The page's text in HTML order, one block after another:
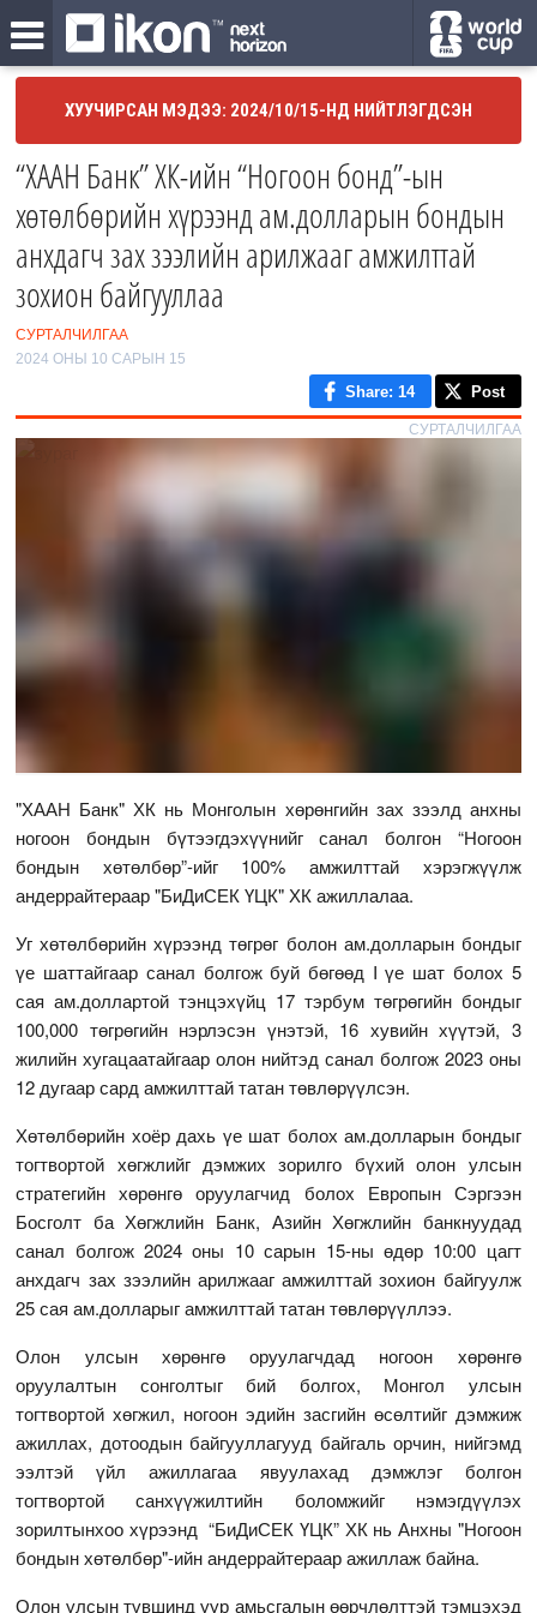
ХУУЧИРСАН МЭДЭЭ: 2024/10/15-НД НИЙТЛЭГДСЭН
“ХААН Банк” ХК-ийн “Ногоон бонд”-ын
хөтөлбөрийн хүрээнд ам.долларын бондын
анхдагч зах зээлийн арилжааг амжилттай
зохион байгууллаа
СУРТАЛЧИЛГАА
2024 ОНЫ 10 САРЫН 15
Share: 14 Post
СУРТАЛЧИЛГАА
"ХААН Банк" ХК нь Монголын хөрөнгийн зах зээлд анхны
ногоон бондын бүтээгдэхүүнийг санал болгон “Ногоон
бондын хөтөлбөр”-ийг 100% амжилттай хэрэгжүүлж
андеррайтераар "БиДиСЕК ҮЦК" ХК ажиллалаа.
Уг хөтөлбөрийн хүрээнд төгрөг болон ам.долларын бондыг
үе шаттайгаар санал болгож буй бөгөөд I үе шат болох 5
сая ам.доллартой тэнцэхүйц 17 тэрбум төгрөгийн бондыг
100,000 төгрөгийн нэрлэсэн үнэтэй, 16 хувийн хүүтэй, 3
жилийн хугацаатайгаар олон нийтэд санал болгож 2023 оны
12 дугаар сард амжилттай татан төвлөрүүлсэн.
Хөтөлбөрийн хоёр дахь үе шат болох ам.долларын бондыг
тогтвортой хөгжлийг дэмжих зорилго бүхий олон улсын
стратегийн хөрөнгө оруулагчид болох Европын Сэргээн
Босголт ба Хөгжлийн Банк, Азийн Хөгжлийн банкнуудад
санал болгож 2024 оны 10 сарын 15-ны өдөр 10:00 цагт
анхдагч зах зээлийн арилжааг амжилттай зохион байгуулж
25 сая ам.долларыг амжилттай татан төвлөрүүллээ.
Олон улсын хөрөнгө оруулагчдад ногоон хөрөнгө
оруулалтын сонголтыг бий болгох, Монгол улсын
тогтвортой хөгжил, ногоон эдийн засгийн өсөлтийг дэмжиж
ажиллах, дотоодын байгууллагууд байгаль орчин, нийгэмд
ээлтэй үйл ажиллагаа явуулахад дэмжлэг болгон
тогтвортой санхүүжилтийн боломжийг нэмэгдүүлэх
зорилтынхоо хүрээнд “БиДиСЕК ҮЦК” ХК нь Анхны "Ногоон
бондын хөтөлбөр"-ийн андеррайтераар ажиллаж байна.
Олон улсын түвшинд уур амьсгалын өөрчлөлттэй тэмцэхэд